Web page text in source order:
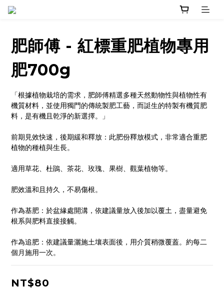
肥師傅 - 紅標重肥植物專用
肥700g
「根據植物栽培的需求，肥師傅精選多種天然動物性與植物性有
機質材料，並使用獨門的傳統製肥工藝，而誔生的特製有機質肥
料，是有機且乾淨的新選擇。」
前期見效快速，後期緩和釋放：此肥份釋放模式，非常適合重肥
植物的種植與生長。
適用草花、杜鵑、茶花、玫瑰、果樹、觀葉植物等。
肥效溫和且持久，不易傷根。
作為基肥：於盆緣處開溝，依建議量放入後加以覆土，盡量避免
根系與肥料直接接觸。
作為追肥：依建議量灑施土壤表面後，用介質稍微覆蓋。約每二
個月施用一次。
NT$80